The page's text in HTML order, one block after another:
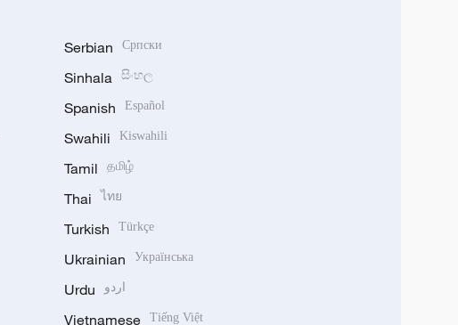
Serbian Српски
Sinhala සිංහල
Spanish Español
Swahili Kiswahili
Tamil தமிழ்
Thai ไทย
Turkish Türkçe
Ukrainian Українська
Urdu اردو
Vietnamese Tiếng Việt